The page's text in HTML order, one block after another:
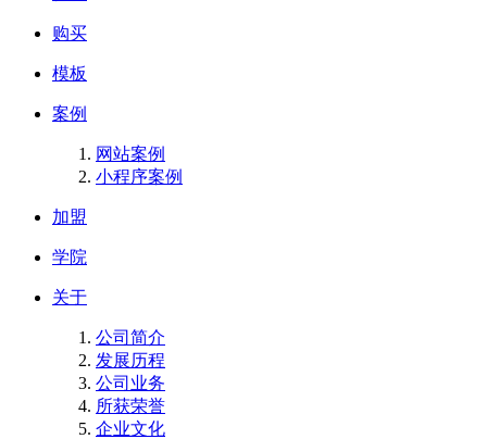
购买
模板
案例
网站案例
小程序案例
加盟
学院
关于
公司简介
发展历程
公司业务
所获荣誉
企业文化